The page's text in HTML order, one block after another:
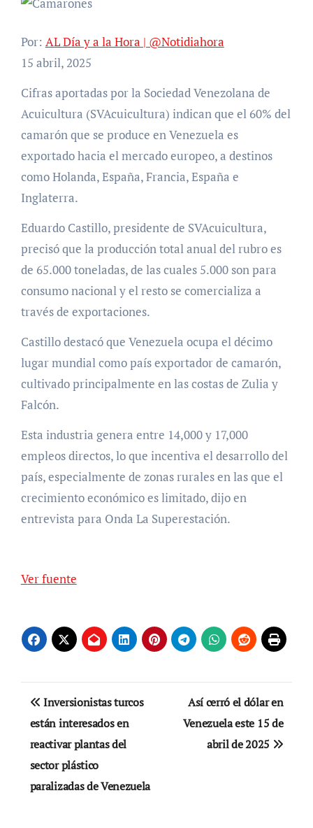
Por: AL Día y a la Hora | @Notidiahora
15 abril, 2025
Cifras aportadas por la Sociedad Venezolana de
Acuicultura (SVAcuicultura) indican que el 60% del
camarón que se produce en Venezuela es
exportado hacia el mercado europeo, a destinos
como Holanda, España, Francia, España e
Inglaterra.
Eduardo Castillo, presidente de SVAcuicultura,
precisó que la producción total anual del rubro es
de 65.000 toneladas, de las cuales 5.000 son para
consumo nacional y el resto se comercializa a
través de exportaciones.
Castillo destacó que Venezuela ocupa el décimo
lugar mundial como país exportador de camarón,
cultivado principalmente en las costas de Zulia y
Falcón.
Esta industria genera entre 14,000 y 17,000
empleos directos, lo que incentiva el desarrollo del
país, especialmente de zonas rurales en las que el
crecimiento económico es limitado, dijo en
entrevista para Onda La Superestación.
Ver fuente
Navegación
de
entradas
Inversionistas turcos
están interesados en
reactivar plantas del
sector plástico
paralizadas de Venezuela
Así cerró el dólar en
Venezuela este 15 de
abril de 2025